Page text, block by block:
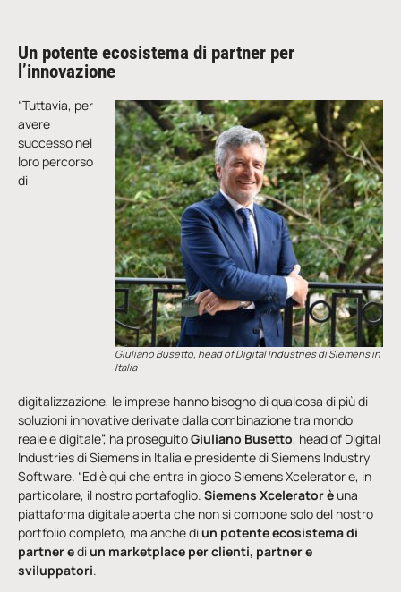
Un potente ecosistema di partner per
l’innovazione
Giuliano Busetto, head of Digital Industries di Siemens in
Italia
“Tuttavia, per
avere
successo nel
loro percorso
di
digitalizzazione, le imprese hanno bisogno di qualcosa di più di
soluzioni innovative derivate dalla combinazione tra mondo
reale e digitale”, ha proseguitoGiuliano Busetto, head of Digital
Industries di Siemens in Italia e presidente di Siemens Industry
Software. “Ed è qui che entra in gioco Siemens Xcelerator e, in
particolare, il nostro portafoglio. Siemens Xcelerator èuna
piattaforma digitale aperta che non si compone solo del nostro
portfolio completo, ma anche diun potente ecosistema di
partnerediun marketplace per clienti, partner e
sviluppatori.